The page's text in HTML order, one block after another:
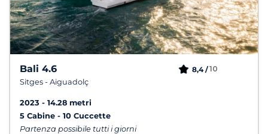
Bali 4.6
Sitges - Aiguadolç
8,4 /10
2023
14.28 metri
5 Cabine
10 Cuccette
Partenza possibile tutti i giorni